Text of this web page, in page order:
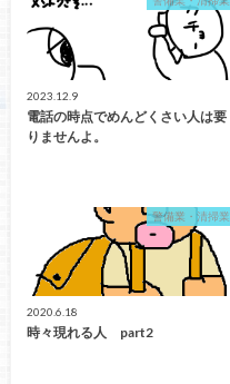
2023.12.9
電話の時点でめんどくさい人は要
りませんよ。
警備業・清掃業
2020.6.18
時々現れる人 part2